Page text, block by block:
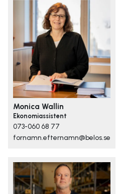
Monica Wallin
Ekonomiassistent
073-060 68 77
fornamn.efternamn@belos.se